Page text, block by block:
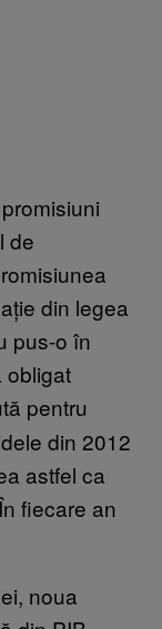
de
din legea
pus-o în
obligat
pentru
din 2012
astfel ca
fiecare an
noua